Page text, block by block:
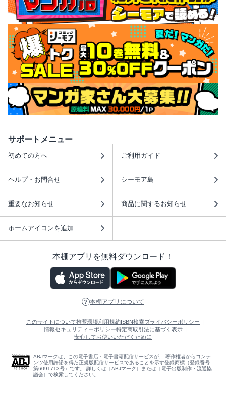
サポートメニュー
初めての方へ ご利用ガイド
ヘルプ・お問合せ シーモア島
重要なお知らせ 商品に関するお知らせ
ホームアイコンを追加
本棚アプリを無料ダウンロード！
本棚アプリについて
このサイトについて推奨環境利用規約ISBN検索プライバシーポリシー
情報セキュリティーポリシー特定商取引法に基づく表示
安心してお使いいただくために
ABJマークは、この電子書店・電子書籍配信サービスが、 著作権者からコンテ
ンツ使用許諾を得た正規版配信サービスであることを示す登録商標（登録番号
第6091713号）です。 詳しくは［ABJマーク］または［電子出版制作・流通協
議会］で検索してください。